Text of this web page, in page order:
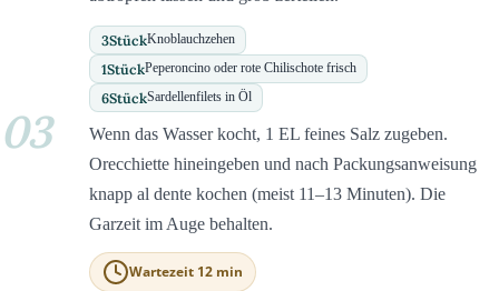
3StückKnoblauchzehen
1StückPeperoncino oder rote Chilischote frisch
6StückSardellenfilets in Öl
03
Wenn das Wasser kocht, 1 EL feines Salz zugeben.
Orecchiette hineingeben und nach Packungsanweisung
knapp al dente kochen (meist 11–13 Minuten). Die
Garzeit im Auge behalten.
Wartezeit 12 min